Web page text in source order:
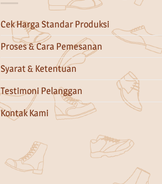
Cek Harga Standar Produksi
Proses & Cara Pemesanan
Syarat & Ketentuan
Testimoni Pelanggan
Kontak Kami